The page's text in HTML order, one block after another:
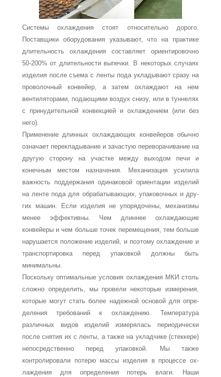
Систе­мы охлаждения стоят относительно дорого.
Поставщики оборудования указывают, что на практике
длительность охлаждения составляет ориентировочно
50-200% от дли­тельности выпечки. В некоторых случаях
изделия после съема с ленты пода укладыва­ют сразу на
проволочный конвейер, а затем охлаждают на нем
вентиляторами, подаю­щими воздух снизу, или в туннелях
с принудительной конвекцией и охлаждением (или без
него).
Применение длинных охлаждающих конвейеров обычно
означает перекладывание и зачастую переворачивание на
другую сторону на участке между выходом печи и
конечным местом назначения. Механизация усилила
важность поддержания одина­ковой ориентации изделий
на ленте пода для обрабатывающих, упаковочных и дру­
гих машин. Если изделия не упорядочены, механизмы
менее эффективны. Чем длин­нее охлаждающие
конвейеры и чем больше точек перемещения, тем больше
нарушается положение изделий, и поэтому охлаждение и
транспортировка перед упаковкой долж­ны быть
минимальны.
Поскольку оптимальные условия охлаждения МКИ столь
сложно определить, мы провели некоторые измерения,
которые могут стать более надежной основой для опре­
деления требований к охлаждению. Температура
различных видов изделий измерялась периодически
после снятия их с ленты, а также на укладчике (стеккере)
непосредствен­но перед упаковкой. Мы также
контролировали потерю массы изделия в процессе ох­
лаждения для определения потерь влаги. Наши